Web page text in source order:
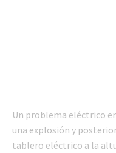
Un problema eléctrico
una explosión y
tablero eléctrico a la